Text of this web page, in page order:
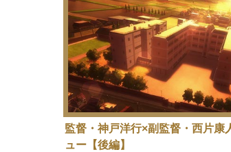
監督・神戸洋行×副監督・西片康
ュー【後編】